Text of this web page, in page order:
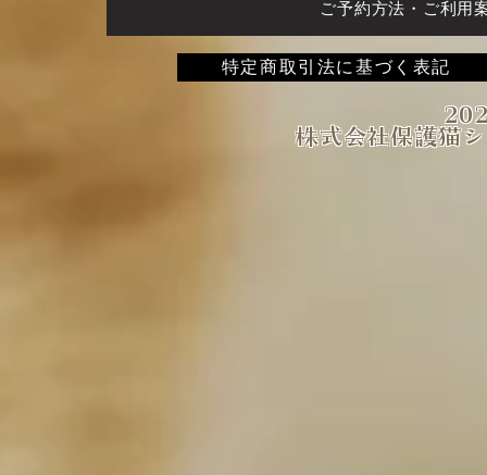
ご予約方法・ご利用
特定商取引法に基づく表記
株式会社保護猫